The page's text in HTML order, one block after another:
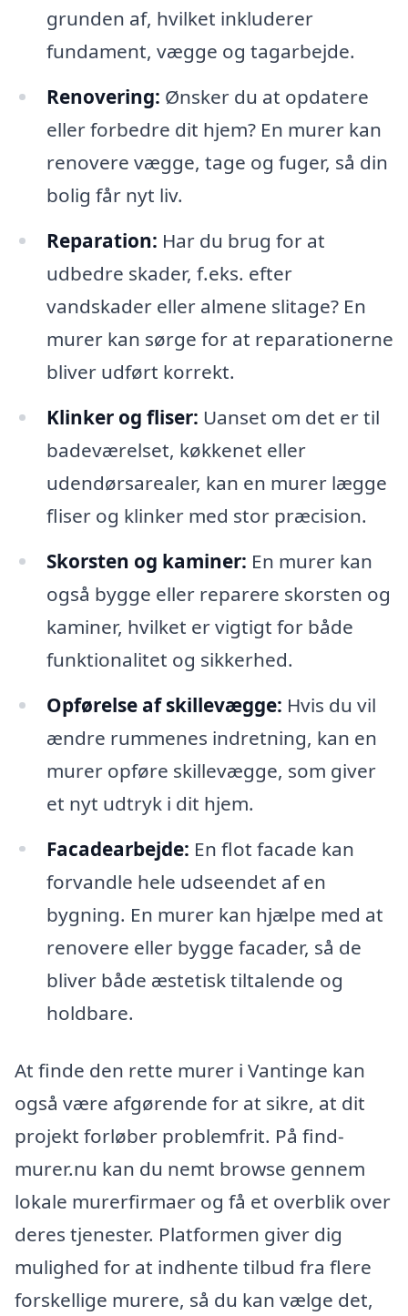
grunden af, hvilket inkluderer
fundament, vægge og tagarbejde.
Renovering: Ønsker du at opdatere
eller forbedre dit hjem? En murer kan
renovere vægge, tage og fuger, så din
bolig får nyt liv.
Reparation: Har du brug for at
udbedre skader, f.eks. efter
vandskader eller almene slitage? En
murer kan sørge for at reparationerne
bliver udført korrekt.
Klinker og fliser: Uanset om det er til
badeværelset, køkkenet eller
udendørsarealer, kan en murer lægge
fliser og klinker med stor præcision.
Skorsten og kaminer: En murer kan
også bygge eller reparere skorsten og
kaminer, hvilket er vigtigt for både
funktionalitet og sikkerhed.
Opførelse af skillevægge: Hvis du vil
ændre rummenes indretning, kan en
murer opføre skillevægge, som giver
et nyt udtryk i dit hjem.
Facadearbejde: En flot facade kan
forvandle hele udseendet af en
bygning. En murer kan hjælpe med at
renovere eller bygge facader, så de
bliver både æstetisk tiltalende og
holdbare.
At finde den rette murer i Vantinge kan
også være afgørende for at sikre, at dit
projekt forløber problemfrit. På find-
murer.nu kan du nemt browse gennem
lokale murerfirmaer og få et overblik over
deres tjenester. Platformen giver dig
mulighed for at indhente tilbud fra flere
forskellige murere, så du kan vælge det,